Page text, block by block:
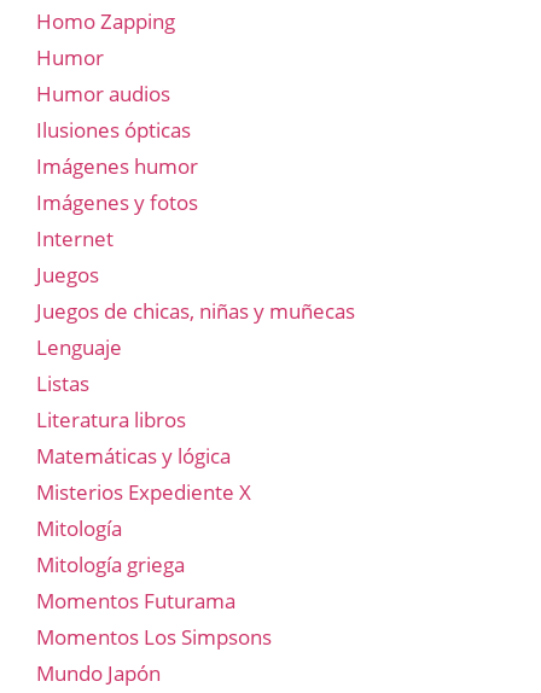
Homo Zapping
Humor
Humor audios
Ilusiones ópticas
Imágenes humor
Imágenes y fotos
Internet
Juegos
Juegos de chicas, niñas y muñecas
Lenguaje
Listas
Literatura libros
Matemáticas y lógica
Misterios Expediente X
Mitología
Mitología griega
Momentos Futurama
Momentos Los Simpsons
Mundo Japón